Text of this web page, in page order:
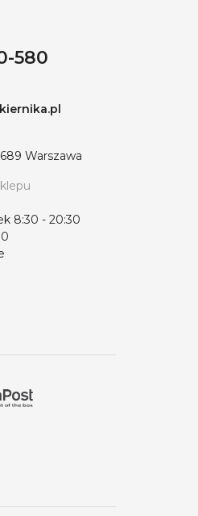
580
Warszawa
8:30 - 20:30